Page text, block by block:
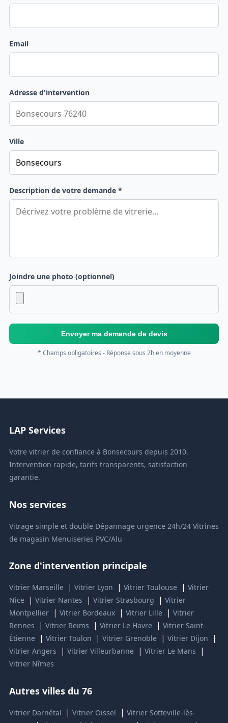
Email
Adresse d'intervention
Ville
Description de votre demande *
Joindre une photo (optionnel)
Envoyer ma demande de devis
* Champs obligatoires - Réponse sous 2h en moyenne
LAP Services
Votre vitrier de confiance à Bonsecours depuis 2010.
Intervention rapide, tarifs transparents, satisfaction
garantie.
Nos services
Vitrage simple et double Dépannage urgence 24h/24 Vitrines
de magasin Menuiseries PVC/Alu
Zone d'intervention principale
Vitrier Marseille | Vitrier Lyon | Vitrier Toulouse | Vitrier
Nice
| Vitrier Nantes | Vitrier Strasbourg | Vitrier
Montpellier | Vitrier Bordeaux | Vitrier Lille | Vitrier
Rennes
| Vitrier Reims | Vitrier Le Havre | Vitrier Saint-
Étienne
| Vitrier Toulon | Vitrier Grenoble | Vitrier Dijon |
Vitrier Angers | Vitrier Villeurbanne | Vitrier Le Mans |
Vitrier Nîmes
Autres villes du 76
Vitrier Darnétal | Vitrier Oissel | Vitrier Sotteville-lès-